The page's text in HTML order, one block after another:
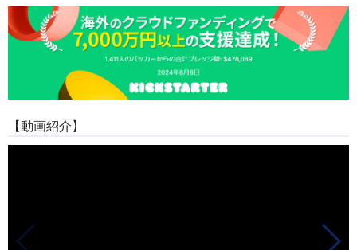
【動画紹介】